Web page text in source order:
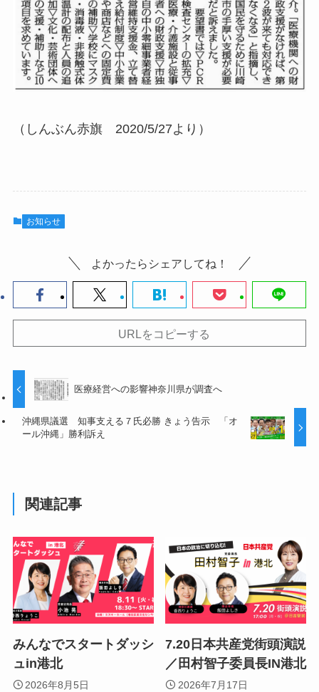
（しんぶん赤旗 2020/5/27より）
お知らせ
よかったらシェアしてね！
URLをコピーする
医療経営への影響神奈川県が調査へ
沖縄県議選 知事支える７氏必勝 きょう告示 「オ
ール沖縄」勝利訴え
関連記事
みんなでスタートダッシ
ュin港北
2026年8月5日
7.20日本共産党街頭演説
／田村智子委員長IN港北
2026年7月17日